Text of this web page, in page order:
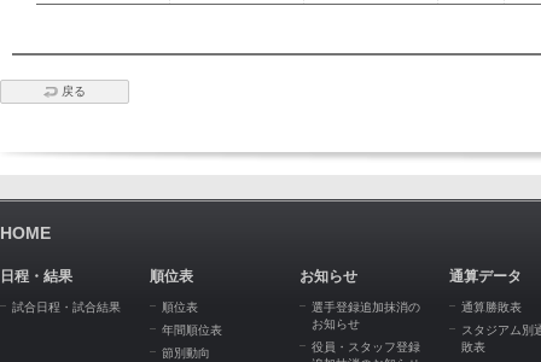
戻る
HOME
日程・結果
試合日程・試合結果
順位表
順位表
年間順位表
節別動向
お知らせ
選手登録追加抹消の
お知らせ
役員・スタッフ登録
通算データ
通算勝敗表
スタジアム別
敗表